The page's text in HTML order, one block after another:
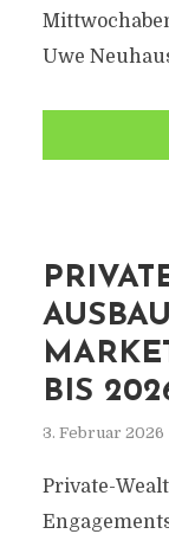
Uwe
BIS
3. Februar 2026
Private-